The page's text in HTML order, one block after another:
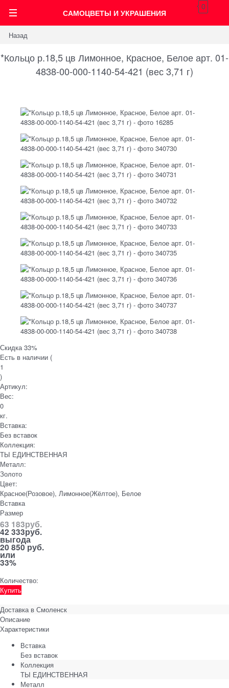
САМОЦВЕТЫ И УКРАШЕНИЯ
0
Назад
*Кольцо р.18,5 цв Лимонное, Красное, Белое арт. 01-
4838-00-000-1140-54-421 (вес 3,71 г)
Скидка 33%
Есть в наличии (
1
)
Артикул:
Вес:
0
кг.
Вставка:
Без вставок
Коллекция:
ТЫ ЕДИНСТВЕННАЯ
Металл:
Золото
Цвет:
Красное(Розовое), Лимонное(Жёлтое), Белое
Вставка
Размер
63 183руб.
42 333руб.
выгода
20 850 руб.
или
33%
Количество:
Купить
Доставка в Смоленск
Описание
Характеристики
Вставка
Без вставок
Коллекция
ТЫ ЕДИНСТВЕННАЯ
Металл